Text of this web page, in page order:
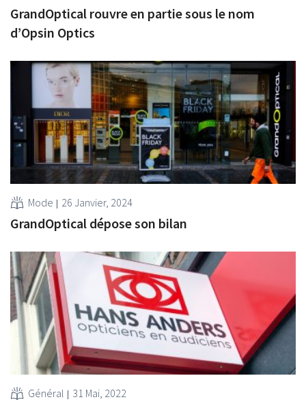
GrandOptical rouvre en partie sous le nom
d’Opsin Optics
Mode 26 Janvier, 2024
GrandOptical dépose son bilan
Général 31 Mai, 2022